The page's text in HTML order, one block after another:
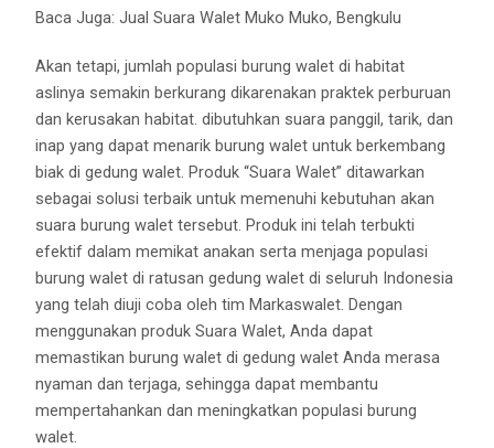
Baca Juga:Jual Suara Walet Muko Muko, Bengkulu
Akan tetapi, jumlah populasi burung walet di habitat
aslinya semakin berkurang dikarenakan praktek perburuan
dan kerusakan habitat. dibutuhkan suara panggil, tarik, dan
inap yang dapat menarik burung walet untuk berkembang
biak di gedung walet. Produk “Suara Walet” ditawarkan
sebagai solusi terbaik untuk memenuhi kebutuhan akan
suara burung walet tersebut. Produk ini telah terbukti
efektif dalam memikat anakan serta menjaga populasi
burung walet di ratusan gedung walet di seluruh Indonesia
yang telah diuji coba oleh tim Markaswalet. Dengan
menggunakan produk Suara Walet, Anda dapat
memastikan burung walet di gedung walet Anda merasa
nyaman dan terjaga, sehingga dapat membantu
mempertahankan dan meningkatkan populasi burung
walet.